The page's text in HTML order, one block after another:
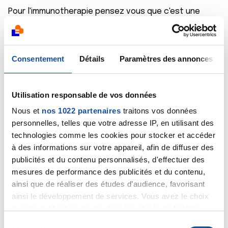
Consentement Détails Paramètres des annonces
Utilisation responsable de vos données
Nous et nos 1022 partenaires traitons vos données
personnelles, telles que votre adresse IP, en utilisant des
technologies comme les cookies pour stocker et accéder
à des informations sur votre appareil, afin de diffuser des
publicités et du contenu personnalisés, d'effectuer des
mesures de performance des publicités et du contenu,
ainsi que de réaliser des études d’audience, favorisant
ainsi le développement de services. Vous avez le choix
Pour l'immunotherapie pensez vous que c'est une
solution à envisager ? Sachant qu'il n'ya pas de centre
pres de chez nous je voudrai savoir si sa vaut le coup
de tenter car il va falloir faire de la route et vu
l'épuisement de mon papa je voudrai pas lui faire de
Citer
Dr A.Marceau
09/12/2019 - 07:57